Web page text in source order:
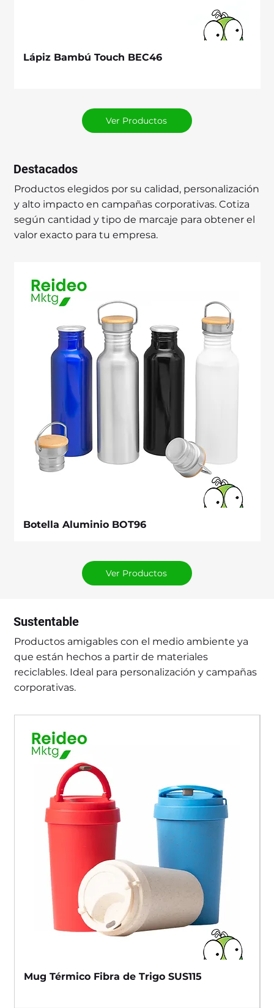
Ver Productos
Lápiz Bambú Touch BEC46
Destacados
Productos elegidos por su calidad, personalización
y alto impacto en campañas corporativas. Cotiza
según cantidad y tipo de marcaje para obtener el
valor exacto para tu empresa.
Ver Productos
Botella Aluminio BOT96
Sustentable
Productos amigables con el medio ambiente ya
que están hechos a partir de materiales
reciclables. Ideal para personalización y campañas
corporativas.
Mug Térmico Fibra de Trigo SUS115